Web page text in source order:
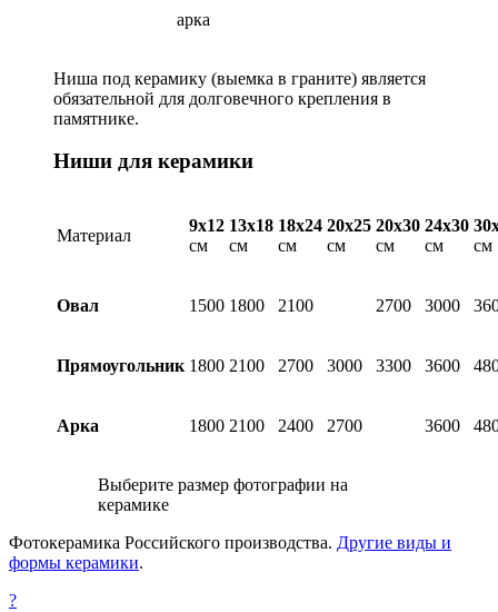
арка
Ниша под керамику (выемка в граните) является
обязательной для долговечного крепления в
памятнике.
Ниши для керамики
Материал
9х12
см
13х18
см
18х24
см
20х25
см
20х30
см
24х30
см
см
Овал 1500 1800 2100 2700 3000
Прямоугольник 1800 2100 2700 3000 3300 3600
Арка 1800 2100 2400 2700 3600
Выберите размер фотографии на
керамике
Фотокерамика Российского производства. Другие виды и
формы керамики.
?